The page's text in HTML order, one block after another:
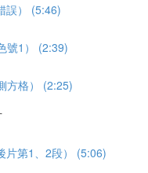
誤） (5:46)
號1） (2:39)
方格） (2:25)
片第1、2段） (5:06)